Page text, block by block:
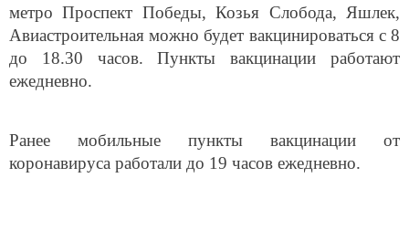
метро Проспект Победы, Козья Слобода, Яшлек,
Авиастроительная можно будет вакцинироваться с 8
до 18.30 часов. Пункты вакцинации работают
ежедневно.
Ранее мобильные пункты вакцинации от
коронавируса работали до 19 часов ежедневно.